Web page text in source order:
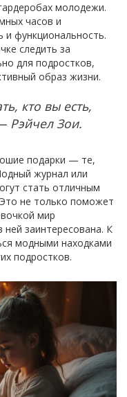
молодежи.
часов и
и функциональность.
следить за
для подростков,
образ жизни.
кто вы есть,
Рэйчел Зои.
подарки — те,
журнал или
стать отличным
не только поможет
мир
заинтересована. К
модными находками
подростков.